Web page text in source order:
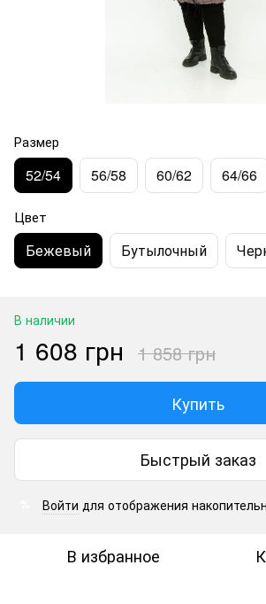
Размер
52/54 56/58 60/62 64/66
Цвет
Бежевый Бутылочный
В наличии
1 608 грн 1 858 грн
Купить
Быстрый заказ
Войти для отображения
В избранное